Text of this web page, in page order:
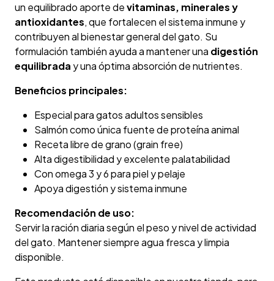
un equilibrado aporte devitaminas, minerales y
antioxidantes, que fortalecen el sistema inmune y
contribuyen al bienestar general del gato. Su
formulación también ayuda a mantener una digestión
equilibrada y una óptima absorción de nutrientes.
Beneficios principales:
Especial para gatos adultos sensibles
Salmón como única fuente de proteína animal
Receta libre de grano (grain free)
Alta digestibilidad y excelente palatabilidad
Con omega 3 y 6 para piel y pelaje
Apoya digestión y sistema inmune
Recomendación de uso:
Servir la ración diaria según el peso y nivel de actividad
del gato. Mantener siempre agua fresca y limpia
disponible.